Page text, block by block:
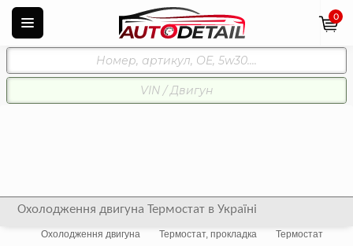
0
Охолодження двигуна Термостат в Україні
Охолодження двигуна Термостат, прокладка Термостат